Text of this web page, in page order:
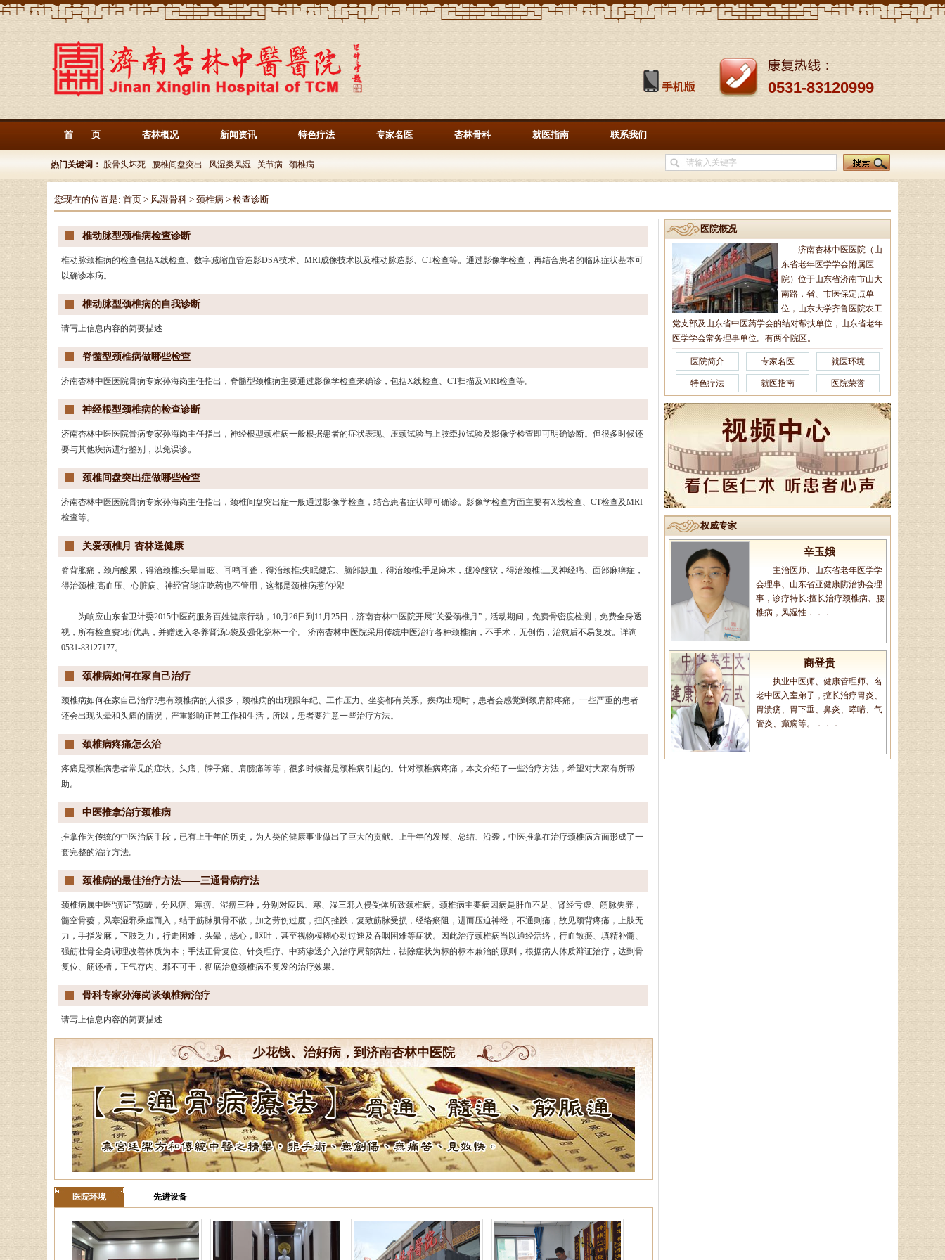
0531-83120999
首 页 杏林概况 新闻资讯 特色疗法 专家名医 杏林骨科 就医指南 联系我们
热门关键词： 股骨头坏死 腰椎间盘突出 风湿类风湿 关节病 颈椎病
您现在的位置是: 首页 > 风湿骨科 > 颈椎病 > 检查诊断
椎动脉型颈椎病检查诊断
椎动脉颈椎病的检查包括X线检查、数字减缩血管造影DSA技术、MRI成像技术以及椎动脉造影、CT检查等。通过影像学检查，再结合患者的临床症状基本可
以确诊本病。
椎动脉型颈椎病的自我诊断
请写上信息内容的简要描述
脊髓型颈椎病做哪些检查
济南杏林中医医院骨病专家孙海岗主任指出，脊髓型颈椎病主要通过影像学检查来确诊，包括X线检查、CT扫描及MRI检查等。
神经根型颈椎病的检查诊断
济南杏林中医医院骨病专家孙海岗主任指出，神经根型颈椎病一般根据患者的症状表现、压颈试验与上肢牵拉试验及影像学检查即可明确诊断。但很多时候还
要与其他疾病进行鉴别，以免误诊。
颈椎间盘突出症做哪些检查
济南杏林中医医院骨病专家孙海岗主任指出，颈椎间盘突出症一般通过影像学检查，结合患者症状即可确诊。影像学检查方面主要有X线检查、CT检查及MRI
检查等。
关爱颈椎月 杏林送健康
脊背胀痛，颈肩酸累，得治颈椎;头晕目眩、耳鸣耳聋，得治颈椎;失眠健忘、脑部缺血，得治颈椎;手足麻木，腿冷酸软，得治颈椎;三叉神经痛、面部麻痹症，
得治颈椎;高血压、心脏病、神经官能症吃药也不管用，这都是颈椎病惹的祸!
为响应山东省卫计委2015中医药服务百姓健康行动，10月26日到11月25日，济南杏林中医院开展“关爱颈椎月”，活动期间，免费骨密度检测，免费全身透
视，所有检查费5折优惠，并赠送入冬养肾汤5袋及强化瓷杯一个。 济南杏林中医院采用传统中医治疗各种颈椎病，不手术，无创伤，治愈后不易复发。详询
0531-83127177。
颈椎病如何在家自己治疗
颈椎病如何在家自己治疗?患有颈椎病的人很多，颈椎病的出现跟年纪、工作压力、坐姿都有关系。疾病出现时，患者会感觉到颈肩部疼痛。一些严重的患者
还会出现头晕和头痛的情况，严重影响正常工作和生活，所以，患者要注意一些治疗方法。
颈椎病疼痛怎么治
疼痛是颈椎病患者常见的症状。头痛、脖子痛、肩膀痛等等，很多时候都是颈椎病引起的。针对颈椎病疼痛，本文介绍了一些治疗方法，希望对大家有所帮
助。
中医推拿治疗颈椎病
推拿作为传统的中医治病手段，已有上千年的历史，为人类的健康事业做出了巨大的贡献。上千年的发展、总结、沿袭，中医推拿在治疗颈椎病方面形成了一
套完整的治疗方法。
颈椎病的最佳治疗方法——三通骨病疗法
颈椎病属中医“痹证”范畴，分风痹、寒痹、湿痹三种，分别对应风、寒、湿三邪入侵受体所致颈椎病。颈椎病主要病因病是肝血不足、肾经亏虚、筋脉失养，
髓空骨萎，风寒湿邪乘虚而入，结于筋脉肌骨不散，加之劳伤过度，扭闪挫跌，复致筋脉受损，经络瘀阻，进而压迫神经，不通则痛，故见颈背疼痛，上肢无
力，手指发麻，下肢乏力，行走困难，头晕，恶心，呕吐，甚至视物模糊心动过速及吞咽困难等症状。因此治疗颈椎病当以通经活络，行血散瘀、填精补髓、
强筋壮骨全身调理改善体质为本；手法正骨复位、针灸理疗、中药渗透介入治疗局部病灶，祛除症状为标的标本兼治的原则，根据病人体质辩证治疗，达到骨
复位、筋还槽，正气存内、邪不可干，彻底治愈颈椎病不复发的治疗效果。
骨科专家孙海岗谈颈椎病治疗
请写上信息内容的简要描述
少花钱、治好病，到济南杏林中医院
医院环境 先进设备
医院概况
济南杏林中医医院（山
东省老年医学学会附属医
院）位于山东省济南市山大
南路，省、市医保定点单
位，山东大学齐鲁医院农工
党支部及山东省中医药学会的结对帮扶单位，山东省老年
医学学会常务理事单位。有两个院区。
医院简介 专家名医 就医环境
特色疗法 就医指南 医院荣誉
权威专家
孙海岗
承人、山东神州中医药研究所所
长、山东省老年医．．．
徐乐芳
中医副主任医师、骨病、风湿
病专家、中医妇科专家、山东省中
医学会风湿骨病专业委员会委员、
山东中医药学会．．．
杨润河
副主任中医师、济南市名中医
专家，擅长治疗颈肩腰腿痛：疼痛
麻木型颈椎病、眩晕型颈椎病、四
肢沉重型颈椎病．．．
李莹莹
主治医生、御医传人、健康管
理师，主治病种：1、微循环调
理：包括疲倦乏力、无食欲、消化
辛玉娥
主治医师、山东省老年医学学
会理事、山东省亚健康防治协会理
事，诊疗特长:擅长治疗颈椎病、腰
椎病，风湿性．．．
商登贵
执业中医师、健康管理师、名
老中医入室弟子，擅长治疗胃炎、
胃溃疡、胃下垂、鼻炎、哮喘、气
管炎、癫痫等。．．．